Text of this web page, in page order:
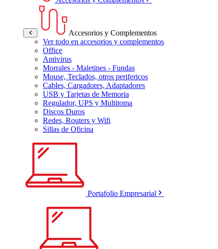
Accesorios y Complementos
Ver todo en accesorios y complementos
Office
Antivirus
Morrales - Maletines - Fundas
Mouse, Teclados, otros perifericos
Cables, Cargadores, Adaptadores
USB y Tarjetas de Memoria
Regulador, UPS y Multitoma
Discos Duros
Redes, Routers y Wifi
Sillas de Oficina
Portafolio Empresarial